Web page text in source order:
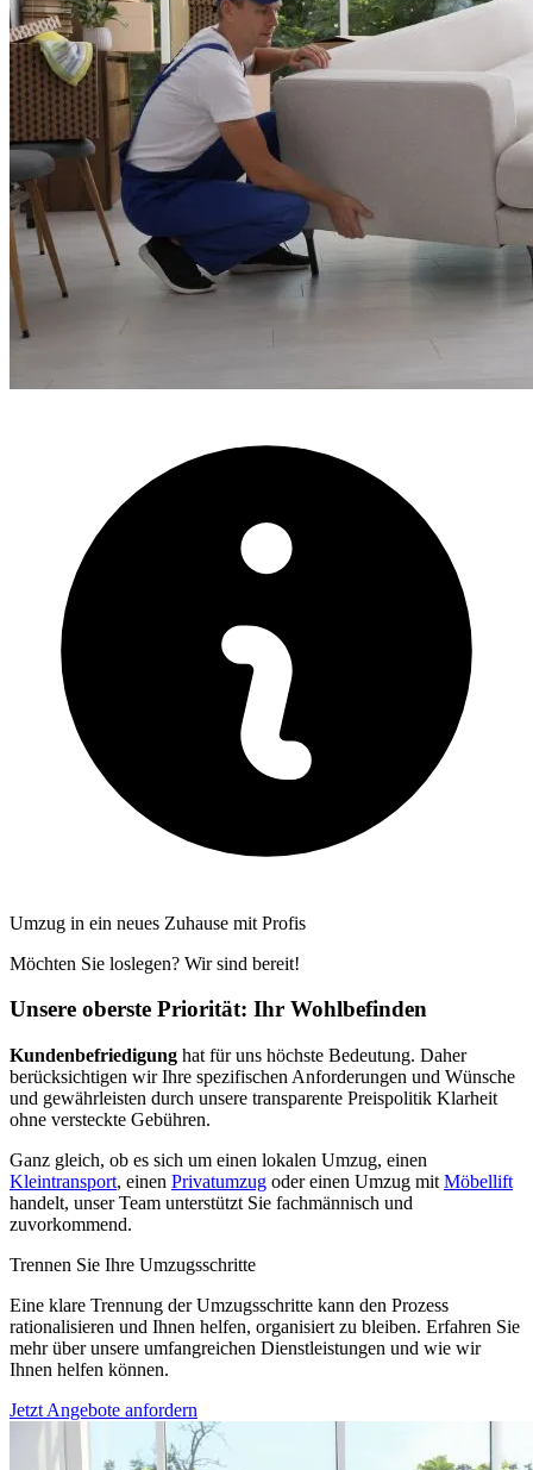
Umzug in ein neues Zuhause mit Profis
Möchten Sie loslegen? Wir sind bereit!
Unsere oberste Priorität: Ihr Wohlbefinden
Kundenbefriedigung hat für uns höchste Bedeutung. Daher
berücksichtigen wir Ihre spezifischen Anforderungen und Wünsche
und gewährleisten durch unsere transparente Preispolitik Klarheit
ohne versteckte Gebühren.
Ganz gleich, ob es sich um einen lokalen Umzug, einen
Kleintransport, einen Privatumzug oder einen Umzug mit Möbellift
handelt, unser Team unterstützt Sie fachmännisch und
zuvorkommend.
Trennen Sie Ihre Umzugsschritte
Eine klare Trennung der Umzugsschritte kann den Prozess
rationalisieren und Ihnen helfen, organisiert zu bleiben. Erfahren Sie
mehr über unsere umfangreichen Dienstleistungen und wie wir
Ihnen helfen können.
Jetzt Angebote anfordern